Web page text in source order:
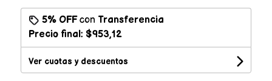
5% OFFcon Transferencia
Precio final: $953,12
Ver cuotas y descuentos